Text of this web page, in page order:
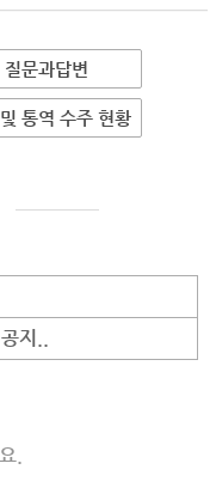
질문과답변
통역 수주 현황
지..
.